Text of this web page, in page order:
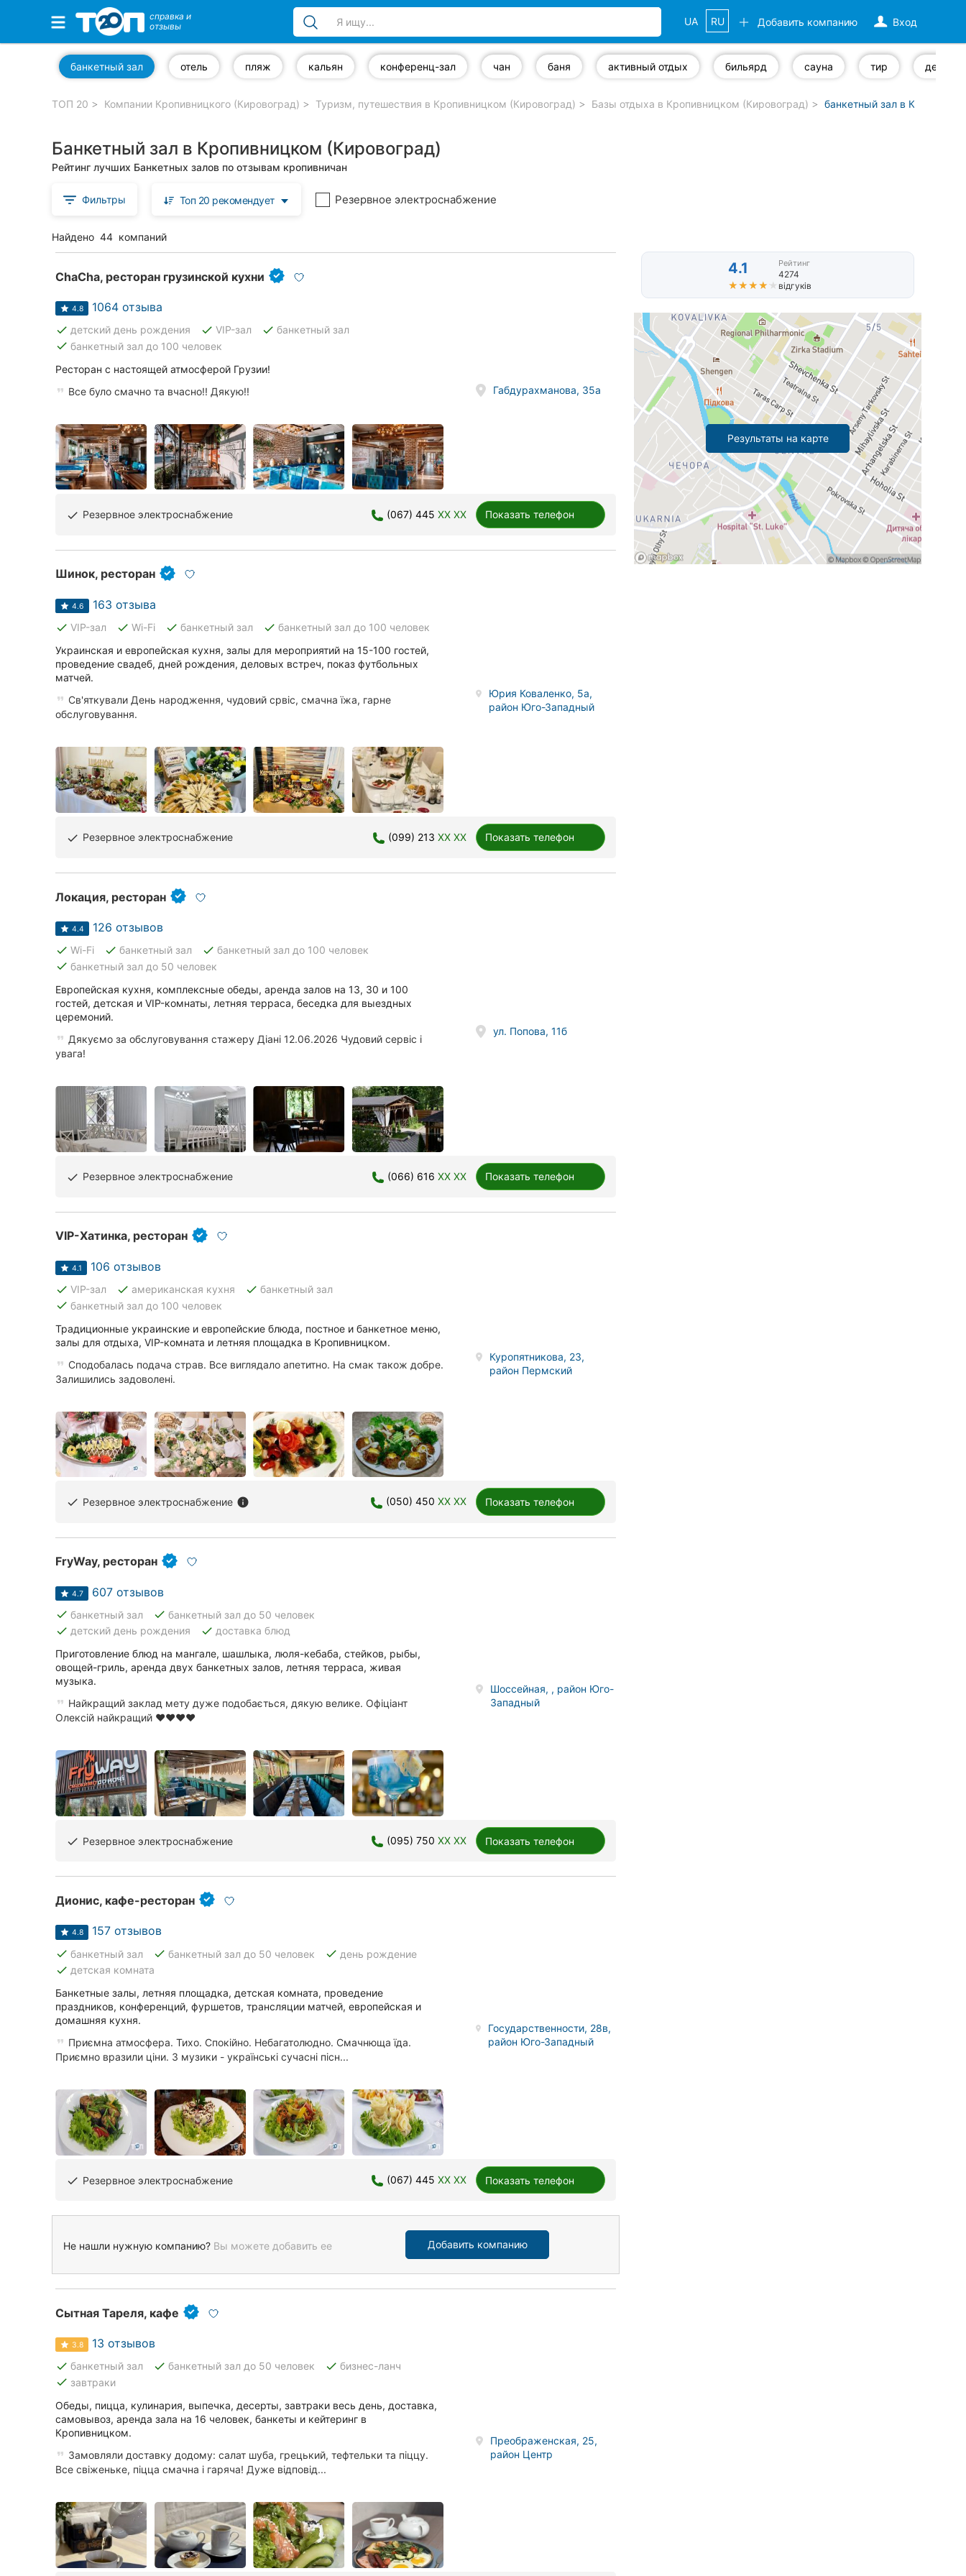
Избранные компании
Стоматологии
Ветеринарные клиники
Автошколы
Рестораны
Все рубрики
Все города:
Кропивницкий
Винница
Житомир
Тернополь
Хмельницкий
Ровно
Харьков
Запорожье
Кривой Рог
Николаев
Чернигов
Черкассы
Черновцы
Сумы
Ивано-Франковск
справка и
отзывы
Вход
Добавить компанию
UA RU
банкетный зал отель пляж кальян конференц-зал чан баня активный отдых бильярд сауна тир
ТОП 20 Компании Кропивницкого (Кировоград) Туризм, путешествия в Кропивницком (Кировоград) Базы отдыха в Кропивницком (Кировоград) банкетный зал в
Банкетный зал в Кропивницком (Кировоград)
Рейтинг лучших Банкетных залов по отзывам кропивничан
Фильтры Топ 20 рекомендует Резервное электроснабжение
Найдено 44 компаний
ChaCha, ресторан грузинской кухни
4.8 1064 отзыва
done детский день рождения done VIP-зал done банкетный зал
done банкетный зал до 100 человек
Ресторан с настоящей атмосферой Грузии!
Все було смачно та вчасно!! Дякую!!
Габдурахманова, 35а
done Резервное электроснабжение (067) 445 XX XX Показать телефон
Шинок, ресторан
4.6 163 отзыва
done VIP-зал done Wi-Fi done банкетный зал done банкетный зал до 100 человек
Украинская и европейская кухня, залы для мероприятий на 15-100 гостей,
проведение свадеб, дней рождения, деловых встреч, показ футбольных
матчей.
Св'яткували День народження, чудовий срвіс, смачна їжа, гарне
обслуговування.
Юрия Коваленко, 5а,
район Юго-Западный
done Резервное электроснабжение (099) 213 XX XX Показать телефон
Локация, ресторан
4.4 126 отзывов
done Wi-Fi done банкетный зал done банкетный зал до 100 человек
done банкетный зал до 50 человек
Европейская кухня, комплексные обеды, аренда залов на 13, 30 и 100
гостей, детская и VIP-комнаты, летняя терраса, беседка для выездных
церемоний.
Дякуємо за обслуговування стажеру Діані 12.06.2026 Чудовий сервіс і
увага!
ул. Попова, 11б
done Резервное электроснабжение (066) 616 XX XX Показать телефон
VIP-Хатинка, ресторан
4.1 106 отзывов
done VIP-зал done американская кухня done банкетный зал
done банкетный зал до 100 человек
Традиционные украинские и европейские блюда, постное и банкетное меню,
залы для отдыха, VIP-комната и летняя площадка в Кропивницком.
Сподобалась подача страв. Все виглядало апетитно. На смак також добре.
Залишились задоволені.
Куропятникова, 23,
район Пермский
done Резервное электроснабжение info (050) 450 XX XX Показать телефон
FryWay, ресторан
4.7 607 отзывов
done банкетный зал done банкетный зал до 50 человек
done детский день рождения done доставка блюд
Приготовление блюд на мангале, шашлыка, люля-кебаба, стейков, рыбы,
овощей-гриль, аренда двух банкетных залов, летняя терраса, живая
музыка.
Найкращий заклад мету дуже подобається, дякую велике. Офіціант
Олексій найкращий ❤❤❤❤
Шоссейная, , район Юго-
Западный
done Резервное электроснабжение (095) 750 XX XX Показать телефон
Дионис, кафе-ресторан
4.8 157 отзывов
done банкетный зал done банкетный зал до 50 человек done день рождение
done детская комната
Банкетные залы, летняя площадка, детская комната, проведение
праздников, конференций, фуршетов, трансляции матчей, европейская и
домашняя кухня.
Приємна атмосфера. Тихо. Спокійно. Небагатолюдно. Смачнюща їда.
Приємно вразили ціни. З музики - українські сучасні пісн...
Государственности, 28в,
район Юго-Западный
done Резервное электроснабжение (067) 445 XX XX Показать телефон
Не нашли нужную компанию? Вы можете добавить ее Добавить компанию
Сытная Тареля, кафе
3.8 13 отзывов
done банкетный зал done банкетный зал до 50 человек done бизнес-ланч
done завтраки
Обеды, пицца, кулинария, выпечка, десерты, завтраки весь день, доставка,
самовывоз, аренда зала на 16 человек, банкеты и кейтеринг в
Кропивницком.
Замовляли доставку додому: салат шуба, грецький, тефтельки та піццу.
Все свіженьке, піцца смачна і гаряча! Дуже відповід...
Преображенская, 25,
район Центр
4.1
★★★★★
★★★★★
Рейтинг
4274
відгуків
Результаты на карте